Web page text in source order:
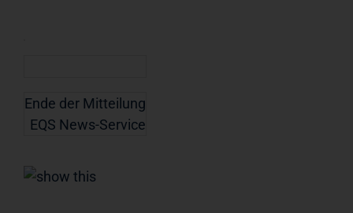
Ende der Mitteilung
EQS News-Service